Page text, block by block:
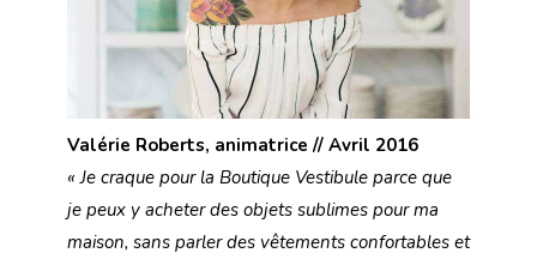
Valérie Roberts, animatrice // Avril 2016
« Je craque pour la Boutique Vestibule parce que
je peux y acheter des objets sublimes pour ma
maison, sans parler des vêtements confortables et